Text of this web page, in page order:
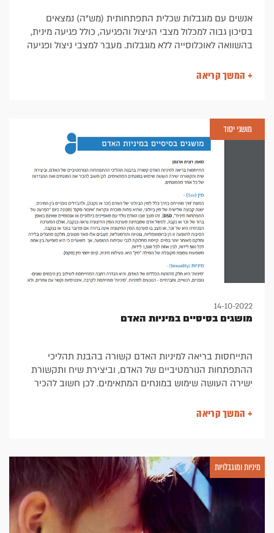
אנשים עם מוגבלות שכלית התפתחותית (מש"ה) נמצאים
בסיכון גבוה למכלול מצבי הניצול והפגיעה, כולל פגיעה מינית,
בהשוואה לאוכלוסייה ללא מוגבלות. מעבר למצבי ניצול ופגיעה
וכן טראומה ראשונית של עצם קיום המוגבלות. מול נתונים
ופרטנית במצבי טראומה בכלל ובמצבי פגיעה מינית בפרט, תוך
התאמת דרכי ההתערבות לאפיוני האוכלוסייה.מאת רונית
+ המשך קריאה
14-10-2022
מושגים בסיסיים במיניות האדם
התייחסות בריאה למיניות האדם קשורה בהבנת תהליכי
ההתפתחות הנורמטיביים של האדם, וביצירת שיח ותקשורת
ישירה העושה שימוש במונחים המתאימים. לכן חשוב להכיר
ארגמן, MSW, מנהלת מכון ארגמן
+ המשך קריאה
מושגי יסוד
מיניות ומוגבלויות